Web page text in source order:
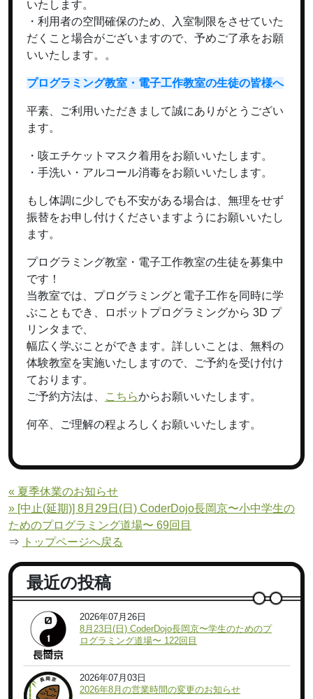
いたします。
・ 利用者の空間確保のため、入室制限をさせていた
だくこと場合がございますので、予めご了承をお願
いいたします。
。
プログラミング教室・電子工作教室の生徒の皆様へ
平素、ご利用いただきまして誠にありがとうござい
ます。
・咳エチケットマスク着用をお願いいたします。
・手洗い・アルコール消毒をお願いいたします。
もし体調に少しでも不安がある場合は、無理をせず
振替をお申し付けくださいますようにお願いいたし
ます。
プログラミング教室・電子工作教室の生徒を募集中
です！
当教室では、プログラミングと電子工作を同時に学
ぶこともでき、ロボットプログラミングから 3D プ
リンタまで、
幅広く学ぶことができます。詳しいことは、無料の
体験教室を実施いたしますので、ご予約を受け付け
ております。
ご予約方法は、
こちらからお願いいたします。
何卒、ご理解の程よろしくお願いいたします。
« 夏季休業のお知らせ
» [中止(延期)] 8月29日(日) CoderDojo長岡京〜小中学生の
ためのプログラミング道場〜 69回目
⇒
トップページへ戻る
最近の投稿
2026年07月26日
8月23日(日) CoderDojo長岡京〜学生のためのプ
ログラミング道場〜 122回目
2026年07月03日
2026年8月の営業時間の変更のお知らせ